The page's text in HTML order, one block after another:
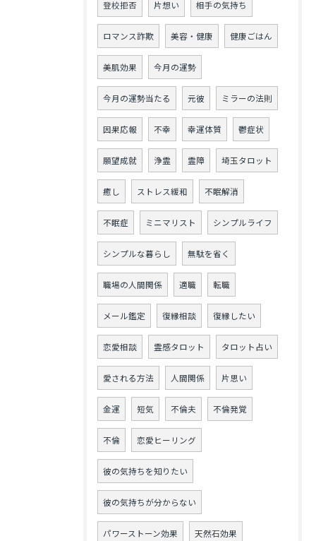
登校拒否 片想い 相手の気持ち
ロマンス詐欺 美容・健康 健康ごはん
美肌効果 今月の運勢
今月の運勢当たる 元彼 ミラーの法則
因果応報 不幸 幸運体質 鬱症状
願望成就 浄霊 霊障 埼玉タロット
癒し ストレス緩和 不眠解消
不眠症 ミニマリスト シンプルライフ
シンプルな暮らし 無駄を省く
職場の人間関係 適職 転職
メール鑑定 復縁相談 復縁したい
恋愛相談 霊感タロット タロット占い
愛される方法 人間関係 片思い
金運 短気 不倫夫 不倫発覚
不倫 恋愛ヒーリング
彼の気持ちを知りたい
彼の気持ちが分からない
パワーストーン効果 天然石効果